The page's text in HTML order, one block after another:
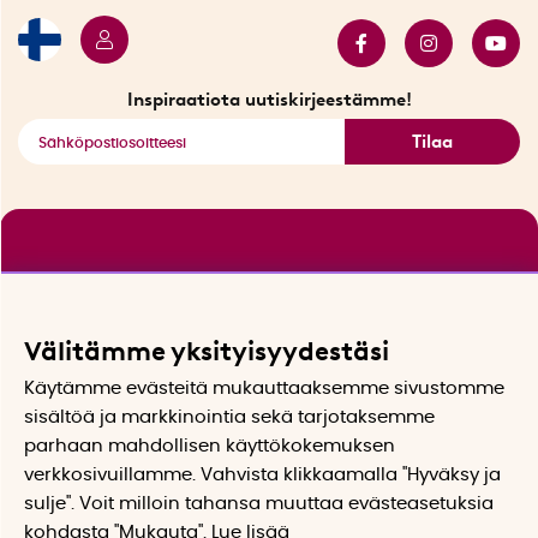
Inspiraatiota uutiskirjeestämme!
Tilaa
Välitämme yksityisyydestäsi
Käytämme evästeitä mukauttaaksemme sivustomme
sisältöä ja markkinointia sekä tarjotaksemme
parhaan mahdollisen käyttökokemuksen
verkkosivuillamme. Vahvista klikkaamalla "Hyväksy ja
sulje". Voit milloin tahansa muuttaa evästeasetuksia
kohdasta "Mukauta". Lue lisää